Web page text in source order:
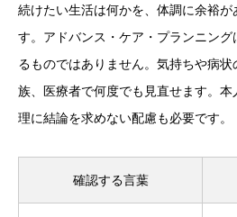
続けたい生活は何かを、体調に余裕が
す。アドバンス・ケア・プランニン
るものではありません。気持ちや病
族、医療者で何度でも見直せます。
理に結論を求めない配慮も必要です。
確認する言葉